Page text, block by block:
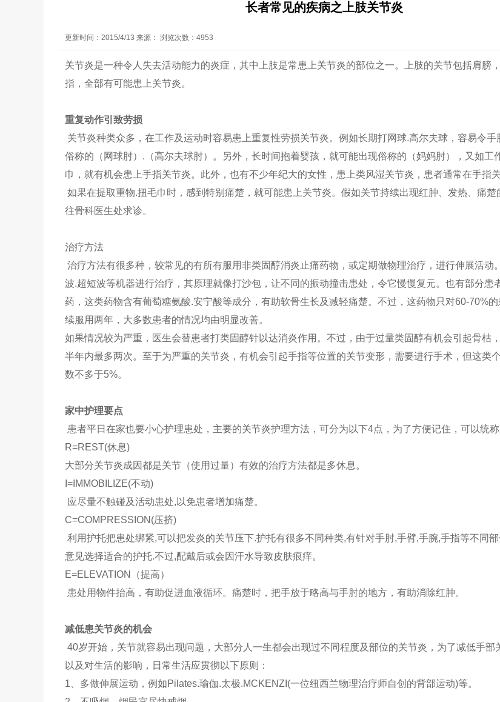
长者常见的疾病之上肢关节炎
更新时间：2015/4/13 来源： 浏览次数：4953
关节炎是一种令人失去活动能力的炎症，其中上肢是常患上关节炎的部位之一。上肢的关节包括肩膀
指，全部有可能患上关节炎。
重复动作引致劳损
关节炎种类众多，在工作及运动时容易患上重复性劳损关节炎。例如长期打网球.高尔夫球，容易令手
俗称的（网球肘）.（高尔夫球肘）。另外，长时间抱着婴孩，就可能出现俗称的（妈妈肘），又如工
巾，就有机会患上手指关节炎。此外，也有不少年纪大的女性，患上类风湿关节炎，患者通常在手指关
如果在提取重物.扭毛巾时，感到特别痛楚，就可能患上关节炎。假如关节持续出现红肿、发热、痛楚
往骨科医生处求诊。
治疗方法
治疗方法有很多种，较常见的有所有服用非类固醇消炎止痛药物，或定期做物理治疗，进行伸展活动
波.超短波等机器进行治疗，其原理就像打沙包，让不同的振动撞击患处，令它慢慢复元。也有部分患
药，这类药物含有葡萄糖氨酸.安宁酸等成分，有助软骨生长及减轻痛楚。不过，这药物只对60-70%
续服用两年，大多数患者的情况均由明显改善。
如果情况较为严重，医生会替患者打类固醇针以达消炎作用。不过，由于过量类固醇有机会引起骨枯
半年内最多两次。至于为严重的关节炎，有机会引起手指等位置的关节变形，需要进行手术，但这类
数不多于5%。
家中护理要点
患者平日在家也要小心护理患处，主要的关节炎护理方法，可分为以下4点，为了方便记住，可以统称
R=REST(休息)
大部分关节炎成因都是关节（使用过量）有效的治疗方法都是多休息。
I=IMMOBILIZE(不动)
应尽量不触碰及活动患处,以免患者增加痛楚。
C=COMPRESSION(压挤)
利用护托把患处绑紧,可以把发炎的关节压下.护托有很多不同种类,有针对手肘,手臂,手腕,手指等不同
意见选择适合的护托.不过,配戴后或会因汗水导致皮肤痕痒。
E=ELEVATION（提高）
患处用物件抬高，有助促进血液循环。痛楚时，把手放于略高与手肘的地方，有助消除红肿。
减低患关节炎的机会
40岁开始，关节就容易出现问题，大部分人一生都会出现过不同程度及部位的关节炎，为了减低手部
以及对生活的影响，日常生活应贯彻以下原则：
1、多做伸展运动，例如Pilates.瑜伽.太极.MCKENZI(一位纽西兰物理治疗师自创的背部运动)等。